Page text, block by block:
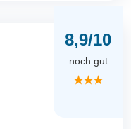
8,9/10
noch gut
★★★